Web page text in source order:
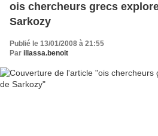
ois chercheurs grecs
Sarkozy
Publié le 13/01/2008 à 21:55
Par illassa.benoit